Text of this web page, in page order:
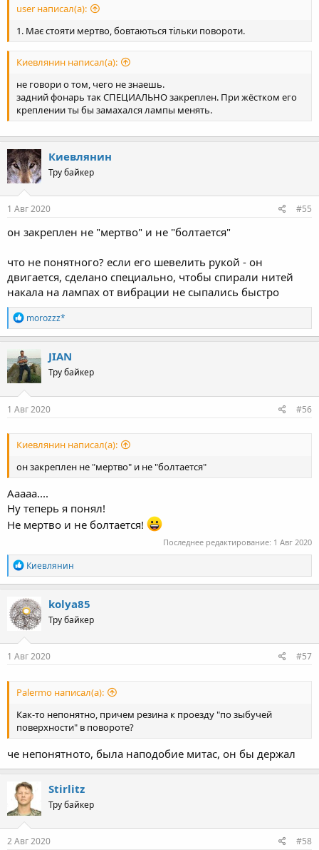
user написал(а):
1. Має стояти мертво, бовтаються тільки повороти.
Киевлянин написал(а):
не говори о том, чего не знаешь.
задний фонарь так СПЕЦИАЛЬНО закреплен. При жёстком его
креплении ты бы замахался лампы менять.
Киевлянин
Тру байкер
1 Авг 2020 #55
он закреплен не "мертво" и не "болтается"
что не понятного? если его шевелить рукой - он
двигается, сделано специально, чтобы спирали нитей
накала на лампах от вибрации не сыпались быстро
R
e
a
t
i
o
n
s
morozzz*
JIAN
Тру байкер
1 Авг 2020 #56
Киевлянин написал(а):
он закреплен не "мертво" и не "болтается"
Ааааа....
Ну теперь я понял!
Не мертво и не болтается!
Последнее редактирование: 1 Авг 2020
R
e
a
c
t
i
o
n
s
Киевлянин
kolya85
Тру байкер
1 Авг 2020 #57
Palermo написал(а):
Как-то непонятно, причем резина к проезду "по зыбучей
поверхности" в повороте?
че непонятното, была наподобие митас, он бы держал
Stirlitz
Тру байкер
2 Авг 2020 #58